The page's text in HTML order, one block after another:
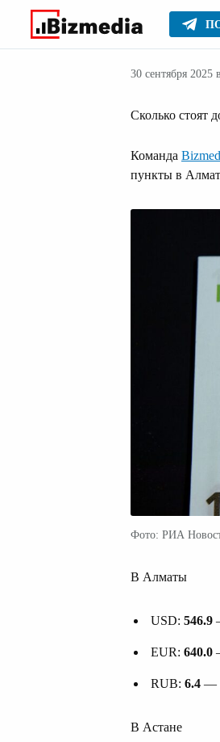
Главное
30 сентября 2025
Сколько стоят
Команда
пункты в
Фото: РИА
В Алматы
USD: 546.9
EUR: 640.0
RUB: 6.4 —
В Астане